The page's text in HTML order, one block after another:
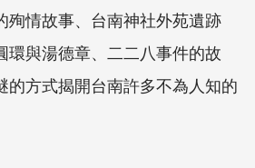
殉情故事、台南神社外苑遺跡
環與湯德章、二二八事件的故
的方式揭開台南許多不為人知的